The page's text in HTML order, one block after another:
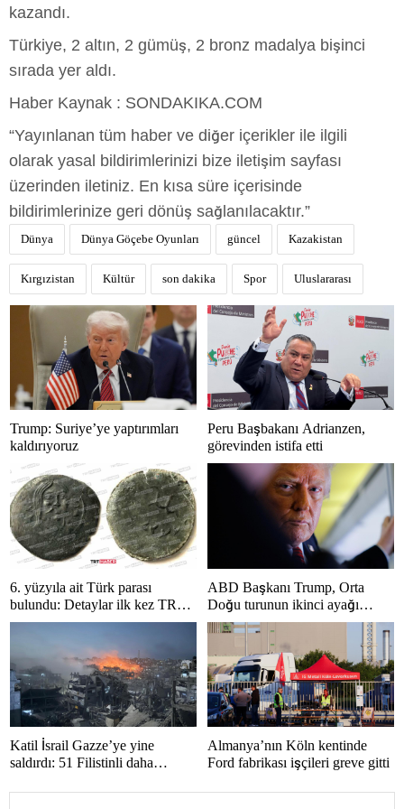
kazandı.
Türkiye, 2 altın, 2 gümüş, 2 bronz madalya bişinci
sırada yer aldı.
Haber Kaynak : SONDAKIKA.COM
“Yayınlanan tüm haber ve diğer içerikler ile ilgili
olarak yasal bildirimlerinizi bize iletişim sayfası
üzerinden iletiniz. En kısa süre içerisinde
bildirimlerinize geri dönüş sağlanılacaktır.”
Dünya Dünya Göçebe Oyunları güncel Kazakistan
Kırgızistan Kültür son dakika Spor Uluslararası
Trump: Suriye’ye yaptırımları
kaldırıyoruz
Peru Başbakanı Adrianzen,
görevinden istifa etti
6. yüzyıla ait Türk parası
bulundu: Detaylar ilk kez TRT
Haber’de
ABD Başkanı Trump, Orta
Doğu turunun ikinci ayağı
Katar’da
Katil İsrail Gazze’ye yine
saldırdı: 51 Filistinli daha
Almanya’nın Köln kentinde
Ford fabrikası işçileri greve gitti